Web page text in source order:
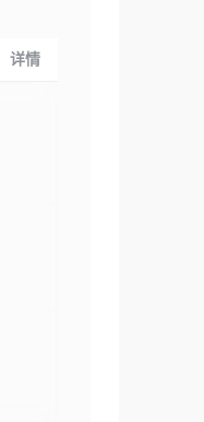
详情